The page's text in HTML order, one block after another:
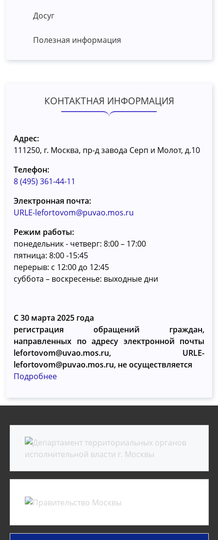
Досуг
Полезная информация
КОНТАКТНАЯ ИНФОРМАЦИЯ
Адрес:
111250, г. Москва, пр-д завода Серп и Молот, д.10
Телефон:
8 (495) 361-44-11
Электронная почта:
URLE-lefortovom@puvao.mos.ru
Режим работы:
понедельник - четверг: 8:00 – 17:00
пятница: 8:00 -15:45
перерыв: с 12:00 до 12:45
суббота – воскресенье: выходные дни
С 30 марта 2025 года
регистрация обращений граждан,
направленных по адресу электронной почты
lefortovom@uvao.mos.ru, URLE-
lefortovom@puvao.mos.ru, не осуществляется
Подробнее